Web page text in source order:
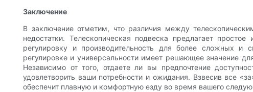
Заключение
В заключение отметим, что различия между
недостатки. Телескопическая подвеска предлагает
регулировку и производительность для более сложных и
регулировке и универсальности имеет решающее значение
Независимо от того, отдаете ли вы предпочтение
удовлетворить ваши потребности и ожидания. Взвесив все
обеспечит плавную и комфортную езду во время вашего